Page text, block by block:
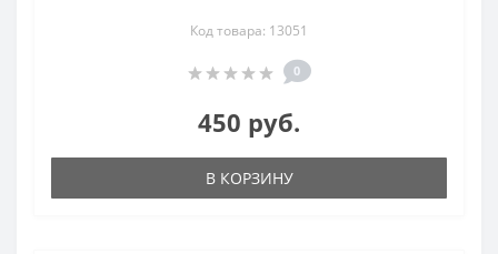
Код товара: 13051
0
450 руб.
В КОРЗИНУ